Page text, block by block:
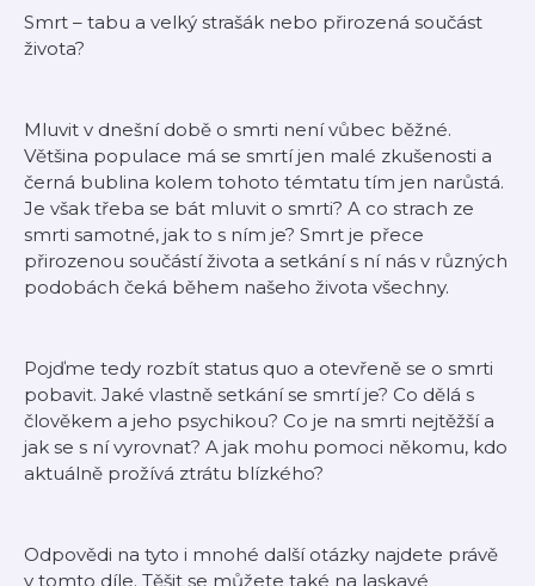
Smrt – tabu a velký strašák nebo přirozená součást
života?
Mluvit v dnešní době o smrti není vůbec běžné.
Většina populace má se smrtí jen malé zkušenosti a
černá bublina kolem tohoto témtatu tím jen narůstá.
Je však třeba se bát mluvit o smrti? A co strach ze
smrti samotné, jak to s ním je? Smrt je přece
přirozenou součástí života a setkání s ní nás v různých
podobách čeká během našeho života všechny.
Pojďme tedy rozbít status quo a otevřeně se o smrti
pobavit. Jaké vlastně setkání se smrtí je? Co dělá s
člověkem a jeho psychikou? Co je na smrti nejtěžší a
jak se s ní vyrovnat? A jak mohu pomoci někomu, kdo
aktuálně prožívá ztrátu blízkého?
Odpovědi na tyto i mnohé další otázky najdete právě
v tomto díle. Těšit se můžete také na laskavé